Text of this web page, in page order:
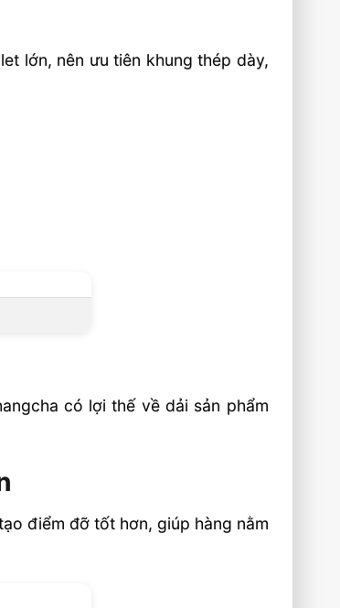
lớn, nên ưu tiên khung thép dày,
có lợi thế về dải sản phẩm
điểm đỡ tốt hơn, giúp hàng nằm